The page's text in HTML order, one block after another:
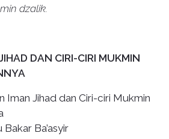
dzalik.
DAN CIRI-CIRI MUKMIN
Iman Jihad dan Ciri-ciri Mukmin
Ba’asyir